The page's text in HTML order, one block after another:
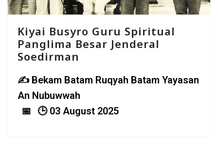
Kiyai Busyro Guru Spiritual
Panglima Besar Jenderal
Soedirman
Bekam Batam Ruqyah Batam Yayasan
An Nubuwwah
03 August 2025